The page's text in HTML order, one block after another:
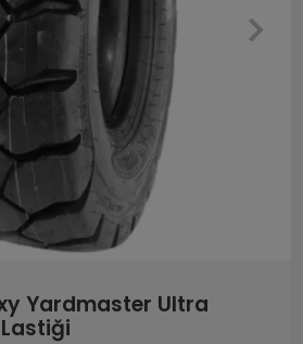
Yardmaster Ultra